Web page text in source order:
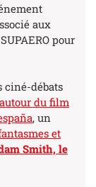
aux
pour
ciné-débats
du film
, un
et
Smith, le